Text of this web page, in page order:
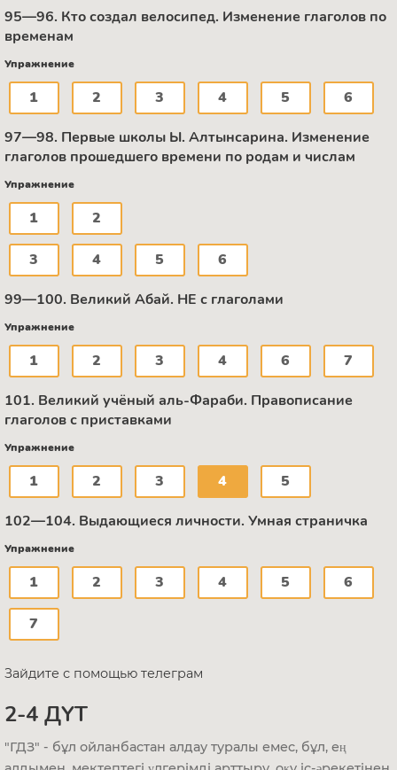
95—96. Кто создал велосипед. Изменение глаголов по
временам
Упражнение
1 2 3 4 5 6
97—98. Первые школы Ы. Алтынсарина. Изменение
глаголов прошедшего времени по родам и числам
Упражнение
1 2
3 4 5 6
99—100. Великий Абай. НЕ с глаголами
Упражнение
1 2 3 4 6 7
101. Великий учёный аль-Фараби. Правописание
глаголов с приставками
Упражнение
1 2 3 4 5
102—104. Выдающиеся личности. Умная страничка
Упражнение
1 2 3 4 5 6
7
Зайдите с помощью телеграм
2-4 ДҮТ
"ГДЗ" - бұл ойланбастан алдау туралы емес, бұл, ең